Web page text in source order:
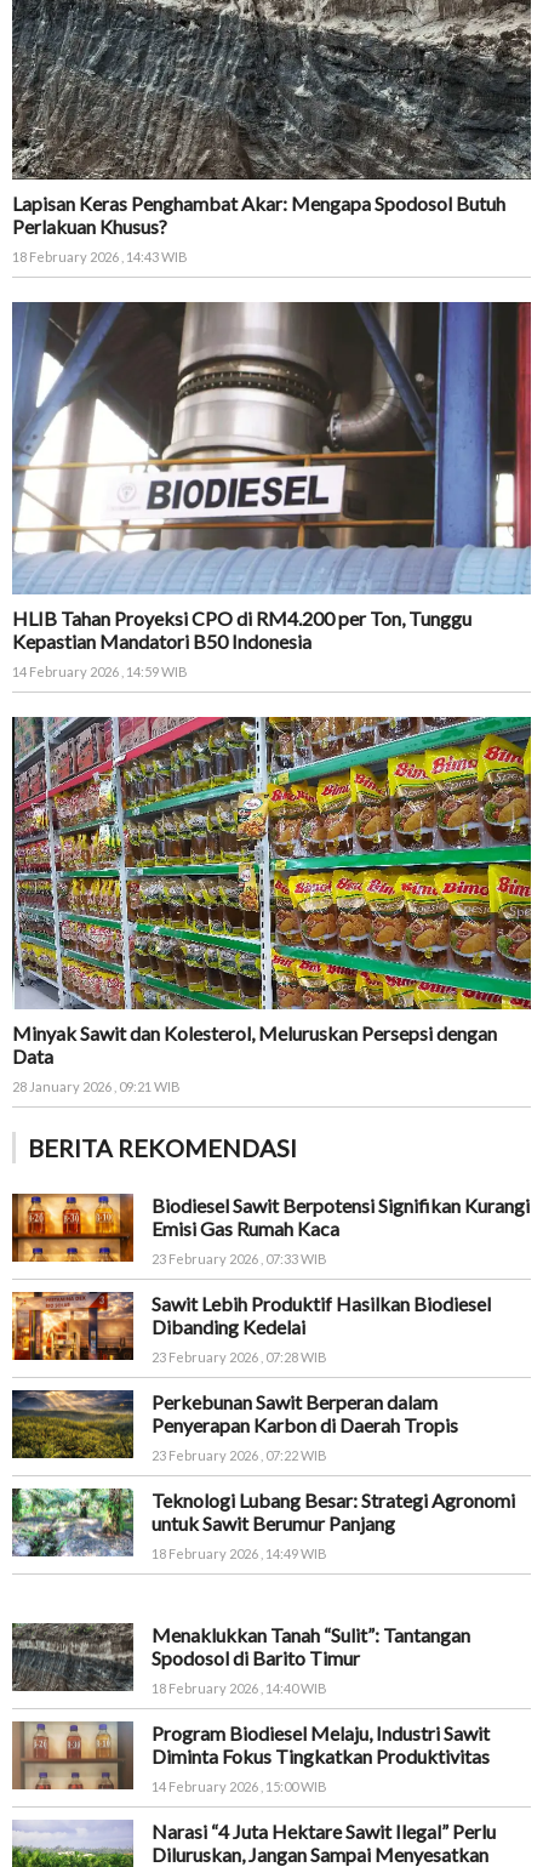
Lapisan Keras Penghambat Akar: Mengapa Spodosol Butuh
Perlakuan Khusus?
18 February 2026 , 14:43 WIB
HLIB Tahan Proyeksi CPO di RM4.200 per Ton, Tunggu
Kepastian Mandatori B50 Indonesia
14 February 2026 , 14:59 WIB
Minyak Sawit dan Kolesterol, Meluruskan Persepsi dengan
Data
28 January 2026 , 09:21 WIB
BERITA REKOMENDASI
Biodiesel Sawit Berpotensi Signifikan Kurangi
Emisi Gas Rumah Kaca
23 February 2026 , 07:33 WIB
Sawit Lebih Produktif Hasilkan Biodiesel
Dibanding Kedelai
23 February 2026 , 07:28 WIB
Perkebunan Sawit Berperan dalam
Penyerapan Karbon di Daerah Tropis
23 February 2026 , 07:22 WIB
Teknologi Lubang Besar: Strategi Agronomi
untuk Sawit Berumur Panjang
18 February 2026 , 14:49 WIB
Menaklukkan Tanah “Sulit”: Tantangan
Spodosol di Barito Timur
18 February 2026 , 14:40 WIB
Program Biodiesel Melaju, Industri Sawit
Diminta Fokus Tingkatkan Produktivitas
14 February 2026 , 15:00 WIB
Narasi “4 Juta Hektare Sawit Ilegal” Perlu
Diluruskan, Jangan Sampai Menyesatkan